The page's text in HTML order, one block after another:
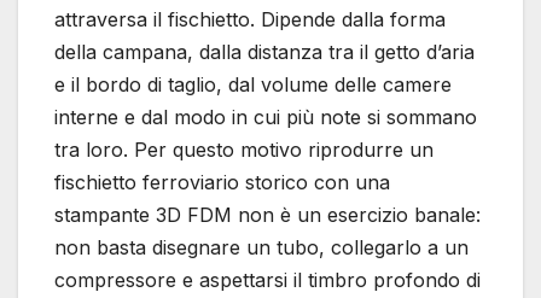
attraversa il fischietto. Dipende dalla forma
della campana, dalla distanza tra il getto d’aria
e il bordo di taglio, dal volume delle camere
interne e dal modo in cui più note si sommano
tra loro. Per questo motivo riprodurre un
fischietto ferroviario storico con una
stampante 3D FDM non è un esercizio banale:
non basta disegnare un tubo, collegarlo a un
compressore e aspettarsi il timbro profondo di